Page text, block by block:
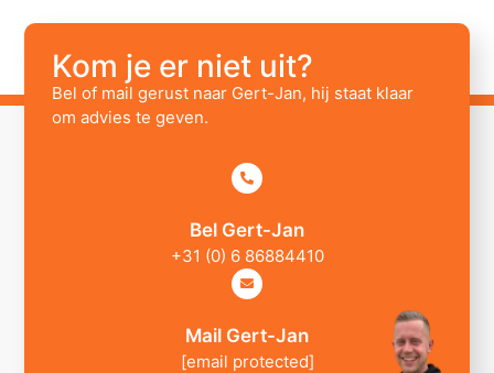
Kom je er niet uit?
Bel of mail gerust naar Gert-Jan, hij staat klaar
om advies te geven.
Bel Gert-Jan
+31 (0) 6 86884410
Mail Gert-Jan
[email protected]